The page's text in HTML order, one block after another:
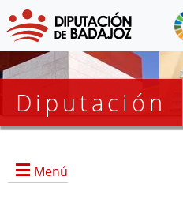
Diputación
Menú